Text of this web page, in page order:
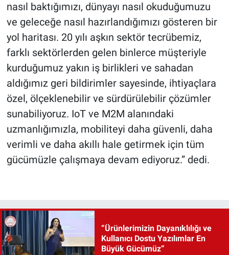
nasıl baktığımızı, dünyayı nasıl okuduğumuzu
ve geleceğe nasıl hazırlandığımızı gösteren bir
yol haritası. 20 yılı aşkın sektör tecrübemiz,
farklı sektörlerden gelen binlerce müşteriyle
kurduğumuz yakın iş birlikleri ve sahadan
aldığımız geri bildirimler sayesinde, ihtiyaçlara
özel, ölçeklenebilir ve sürdürülebilir çözümler
sunabiliyoruz. IoT ve M2M alanındaki
uzmanlığımızla, mobiliteyi daha güvenli, daha
verimli ve daha akıllı hale getirmek için tüm
gücümüzle çalışmaya devam ediyoruz.” dedi.
“Ürünlerimizin Dayanıklılığı ve
Kullanıcı Dostu Yazılımlar En
Büyük Gücümüz”